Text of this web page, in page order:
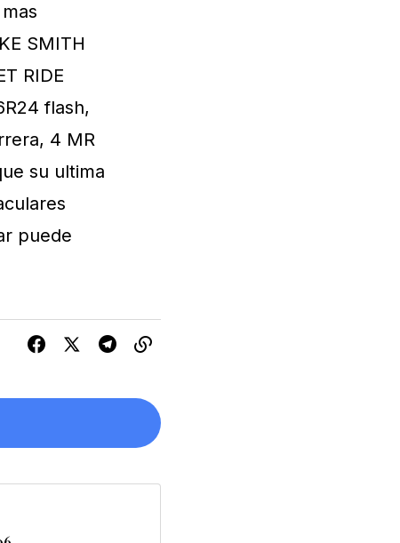
SMITH
RIDE
flash,
4 MR
su ultima
puede
están marcados